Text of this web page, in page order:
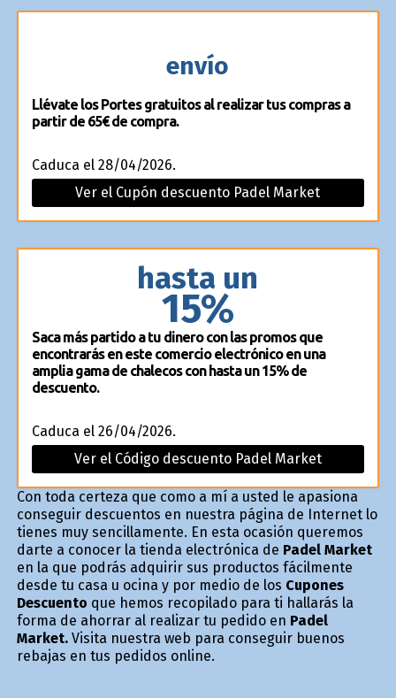
envío
Llévate los Portes gratuitos al realizar tus compras a
partir de 65€ de compra.
Caduca el 28/04/2026.
Ver el Cupón descuento Padel Market
hasta un
15%
Saca más partido a tu dinero con las promos que
encontrarás en este comercio electrónico en una
amplia gama de chalecos con hasta un 15% de
descuento.
Caduca el 26/04/2026.
Ver el Código descuento Padel Market
Con toda certeza que como a mí a usted le apasiona
conseguir descuentos en nuestra página de Internet lo
tienes muy sencillamente. En esta ocasión queremos
darte a conocer la tienda electrónica de Padel Market
en la que podrás adquirir sus productos fácilmente
desde tu casa u oficina y por medio de los Cupones
Descuento que hemos recopilado para ti hallarás la
forma de ahorrar al realizar tu pedido en Padel
Market.Visita nuestra web para conseguir buenos
rebajas en tus pedidos online.